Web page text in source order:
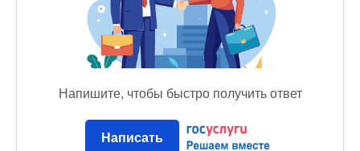
Напишите, чтобы быстро получить ответ
Написать